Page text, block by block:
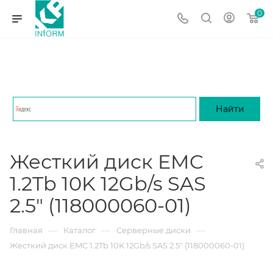
0
Жесткий диск EMC
1.2Tb 10K 12Gb/s SAS
2.5" (118000060-01)
Главная — Каталог — Серверные диски —
Жесткий диск EMC 1.2Tb 10K 12Gb/s SAS 2.5" (118000060-01)